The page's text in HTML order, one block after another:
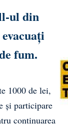
ul din
fum.
1000 de lei,
și participare
continuarea